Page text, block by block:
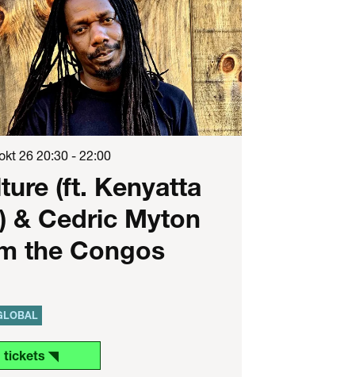
(ft. Kenyatta
& Cedric Myton
the Congos
26 20:30 - 22:00
tickets ◥